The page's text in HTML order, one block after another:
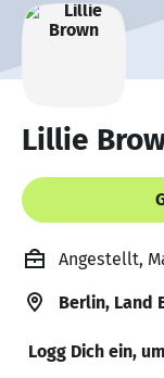
Lillie
Angestellt,
Berlin, Land
Logg Dich ein,